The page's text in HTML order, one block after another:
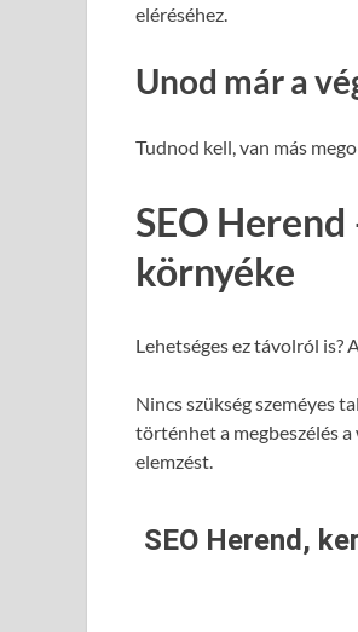
eléréséhez.
Unod már a
Tudnod kell, van más
SEO
környéke
Lehetséges ez távolról is?
Nincs szükség szeméyes
történhet a megbeszélés
elemzést.
SEO Herend,